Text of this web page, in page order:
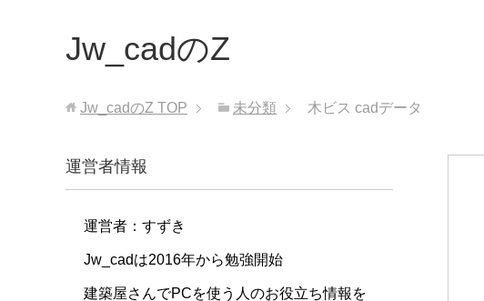
Jw_cadのZ
Jw_cadのZ TOP 未分類 木ビス cadデータ
運営者情報
運営者：すずき
Jw_cadは2016年から勉強開始
建築屋さんでPCを使う人のお役立ち情報を